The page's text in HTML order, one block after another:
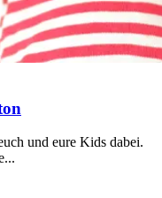
und eure Kids dabei.